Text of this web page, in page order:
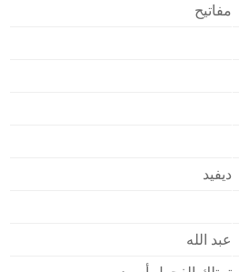
مفاتيح
ديفيد
عبد الله